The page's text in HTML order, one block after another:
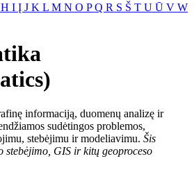
H I Į J K L M N O PQ R S Š T U Ū V W
informaciją, duomenų analizę ir
sudėtingos problemos,
stebėjimu ir modeliavimu. Šis
stebėjimo, GIS ir kitų geoproceso